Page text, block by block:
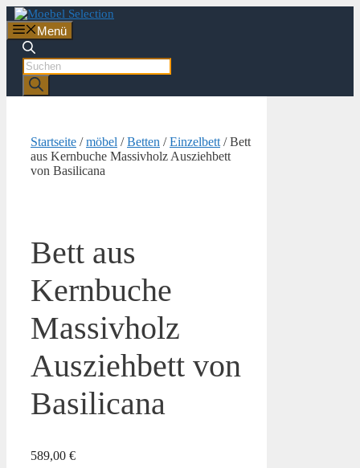
Zum
Inhalt
springen
Menü
Products
search
Startseite /möbel /Betten /Einzelbett / Bett
aus Kernbuche Massivholz Ausziehbett
von Basilicana
Bett aus
Kernbuche
Massivholz
Ausziehbett von
Basilicana
589,00 €